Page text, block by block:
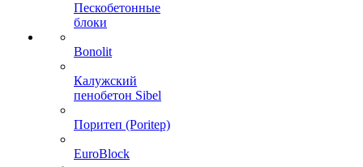
Пескобетонные
блоки
Bonolit
Калужский
пенобетон Sibel
Поритеп (Poritep)
EuroBlock